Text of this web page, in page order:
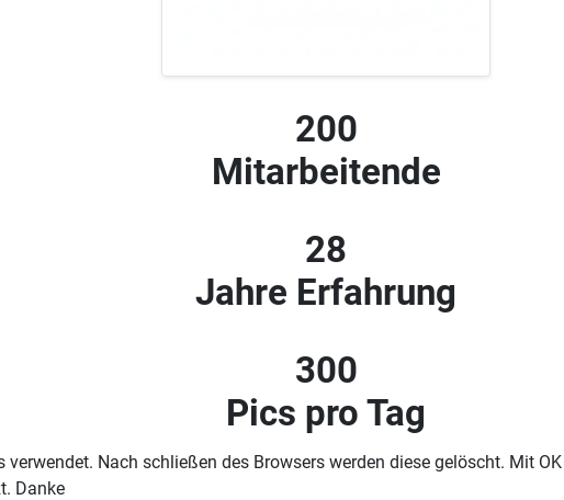
200
Mitarbeitende
28
Jahre Erfahrung
300
Pics pro Tag
Nach schließen des Browsers werden diese gelöscht. Mit
Danke